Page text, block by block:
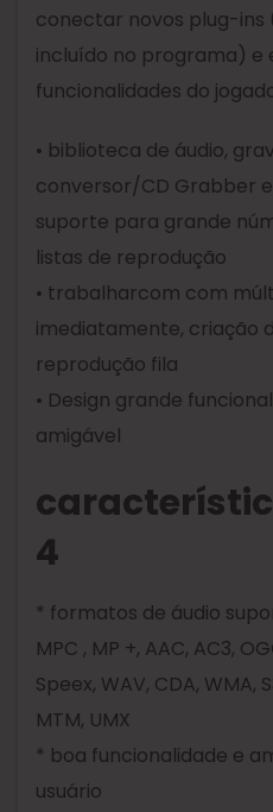
conectar novos plug-
incluído no programa) e
funcionalidades do
• biblioteca de áudio,
conversor/CD Grabber
suporte para grande
listas de reprodução
• trabalharcom com
imediatamente, criação
reprodução fila
• Design grande
amigável
4
* formatos de áudio
MPC , MP +, AAC, AC3,
Speex, WAV, CDA, WMA,
MTM, UMX
* boa funcionalidade e
usuário